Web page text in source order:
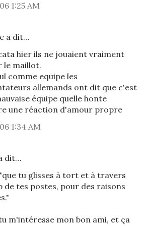
1:25 AM
a dit…
hier ils ne jouaient vraiment
le maillot.
comme equipe les
allemands ont dit que c'est
équipe quelle honte
une réaction d'amour propre
1:34 AM
dit…
"que tu glisses à tort et à travers
de tes postes, pour des raisons
m'intéresse mon bon ami, et ça